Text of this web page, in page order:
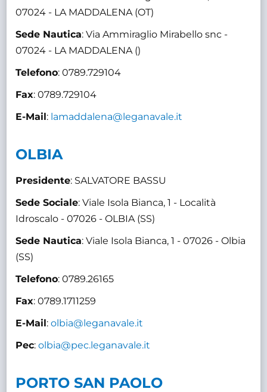
07024 - LA MADDALENA (OT)
Sede Nautica: Via Ammiraglio Mirabello snc -
07024 - LA MADDALENA ()
Telefono: 0789.729104
Fax: 0789.729104
E-Mail: lamaddalena@leganavale.it
OLBIA
Presidente: SALVATORE BASSU
Sede Sociale: Viale Isola Bianca, 1 - Località
Idroscalo - 07026 - OLBIA (SS)
Sede Nautica: Viale Isola Bianca, 1 - 07026 - Olbia
(SS)
Telefono: 0789.26165
Fax: 0789.1711259
E-Mail:olbia@leganavale.it
Pec:olbia@pec.leganavale.it
PORTO SAN PAOLO